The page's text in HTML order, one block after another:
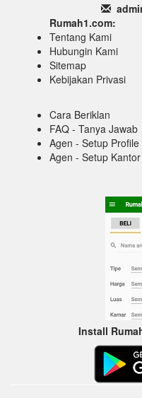
Rumah1.com:
Tentang Kami
Hubungin Kami
Sitemap
Kebijakan Privasi
Cara Beriklan
FAQ - Tanya Jawab
Agen - Setup Profile
Agen - Setup
Install